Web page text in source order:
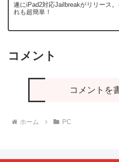
遂にiPad2対応Jailbreakがリリース。
れも超簡単！
コメント
コメントを
ホーム PC